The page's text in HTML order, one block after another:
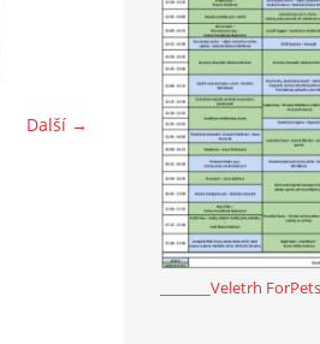
Další →
_______Veletrh